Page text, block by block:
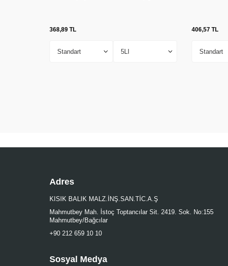
368,89 TL 406,57TL
Adres
KISIK BALIK MALZ.İNŞ.SAN.TİC.A.Ş
Mahmutbey Mah. İstoç Toptancılar Sit. 2419. Sok. No:155
Mahmutbey/Bağcılar
+90 212 659 10 10
Sosyal Medya